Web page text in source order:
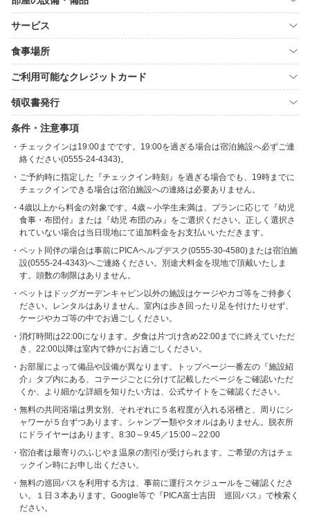
サービス
食事場所
ご利用可能なクレジットカード
領収書発行
条件・注意事項
チェックインは19:00までです。19:00を過ぎる場合は宿泊施設へ必ずご連
絡ください(0555-24-4343)。
ご予約時に指定した『チェックイン時刻』を過ぎる場合でも、19時までに
チェックインできる場合は宿泊施設への連絡は必要ありません。
4歳以上から料金の対象です。4歳～小学生未満は、プランに応じて『幼児
食事・布団付』または『幼児 布団のみ』をご選択ください。正しく選択さ
れていない場合は当日現地にて追加料金をお支払いいただきます。
ペット同伴の場合は事前にPICAヘルプデスク(0555-30-4580)または宿泊施
設(0555-24-4343)へご連絡ください。別途犬料金を現地で頂戴いたしま
す。頭数の制限はありません。
ペットはドッグガーデンキャビン以外の施設はケージやカゴ等をご持参く
ださい。レンタルはありません。室内は歩き回ったり足を付けたりせず、
ケージやカゴ等の中でお過ごしください。
消灯時間は22:00になります。夕食は片づけ含め22:00までに終えていただ
き、22:00以降は室内で静かにお過ごしください。
お部屋によって備品や設備が異なります。トップページ一番左の『施設紹
介』タブ内にある、コテージごとに分けて記載したページをご確認いただ
くか、より細かな詳細を知りたい方は、公式サイトをご確認ください。
無料の共同浴場は男女別、それぞれに５名程度が入れる浴槽と、周りにシ
ャワーが５台ずつあります。シャンプー類やタオルはありません。脱衣所
にドライヤーはあります。8:30～9:45／15:00～22:00
宿泊者は最寄りのふじやま温泉の割引が受けられます。ご希望の方はチェ
ックイン時にお申し出ください。
無料の巡回バスを利用する方は、事前に運行スケジュールをご確認くださ
い。１日３本あります。Google等で『PICA富士吉田 巡回バス』で検索く
ださい。